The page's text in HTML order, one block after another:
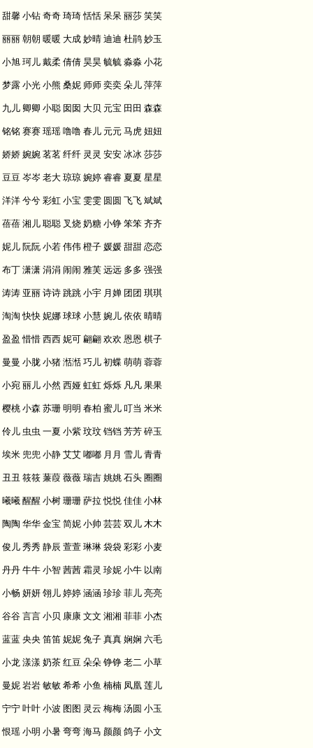
甜馨 小钻 奇奇 琦琦 恬恬 呆呆 丽莎 笑笑
丽丽 朝朝 暖暖 大成 妙晴 迪迪 杜鹃 妙玉
小旭 珂儿 戴柔 倩倩 昊昊 毓毓 淼淼 小花
梦露 小光 小熊 桑妮 师师 奕奕 朵儿 萍萍
九儿 卿卿 小聪 囡囡 大贝 元宝 田田 森森
铭铭 赛赛 瑶瑶 噜噜 春儿 元元 马虎 妞妞
娇娇 婉婉 茗茗 纤纤 灵灵 安安 冰冰 莎莎
豆豆 岑岑 老大 琼琼 婉婷 睿睿 夏夏 星星
洋洋 兮兮 彩虹 小宝 雯雯 圆圆 飞飞 斌斌
蓓蓓 湘儿 聪聪 叉烧 奶糖 小铮 笨笨 齐齐
妮儿 阮阮 小若 伟伟 橙子 媛媛 甜甜 恋恋
布丁 潇潇 涓涓 闹闹 雅芙 远远 多多 强强
涛涛 亚丽 诗诗 跳跳 小宇 月婵 团团 琪琪
淘淘 快快 妮娜 球球 小慧 婉儿 依依 晴晴
盈盈 惜惜 西西 妮可 翩翩 欢欢 恩恩 棋子
曼曼 小胧 小猪 湉湉 巧儿 初蝶 萌萌 蓉蓉
小宛 丽儿 小然 西娅 虹虹 烁烁 凡凡 果果
樱桃 小森 苏珊 明明 春柏 蜜儿 叮当 米米
伶儿 虫虫 一夏 小紫 玟玟 铛铛 芳芳 碎玉
埃米 兜兜 小静 艾艾 嘟嘟 月月 雪儿 青青
丑丑 筱筱 蒹葭 薇薇 瑞吉 姚姚 石头 圈圈
曦曦 醒醒 小树 珊珊 萨拉 悦悦 佳佳 小林
陶陶 华华 金宝 简妮 小帅 芸芸 双儿 木木
俊儿 秀秀 静辰 萱萱 琳琳 袋袋 彩彩 小麦
丹丹 牛牛 小智 茜茜 霜灵 珍妮 小牛 以南
小畅 妍妍 翎儿 婷婷 涵涵 珍珍 菲儿 亮亮
谷谷 言言 小贝 康康 文文 湘湘 菲菲 小杰
蓝蓝 央央 笛笛 妮妮 兔子 真真 娴娴 六毛
小龙 漾漾 奶茶 红豆 朵朵 铮铮 老二 小草
曼妮 岩岩 敏敏 希希 小鱼 楠楠 凤凰 莲儿
宁宁 叶叶 小波 图图 灵云 梅梅 汤圆 小玉
恨瑶 小明 小暑 弯弯 海马 颜颜 鸽子 小文